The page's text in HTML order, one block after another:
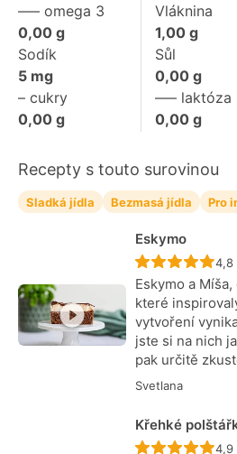
––– omega 3
0,00 g
Vláknina
1,00g
Sodík
5 mg
Sůl
0,00g
– cukry
0,00 g
––– laktóza
0,00g
Recepty s touto surovinou
Sladká jídla Bezmasá jídla Pro
Eskymo
4,8
Eskymo a
které
vytvoření
jste si na nich
pak určitě
Svetlana
Křehké
4,9